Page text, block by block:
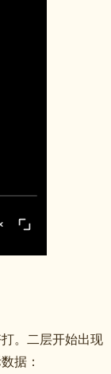
。二层开始出现
据：